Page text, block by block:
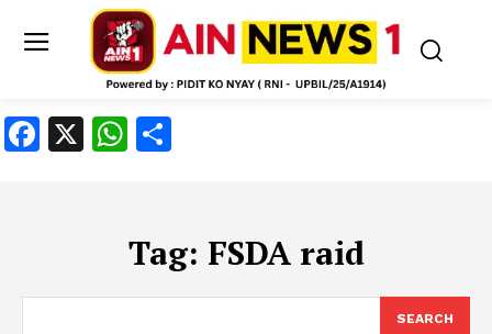
Facebook
X WhatsApp
Tag: FSDA raid
SEARCH